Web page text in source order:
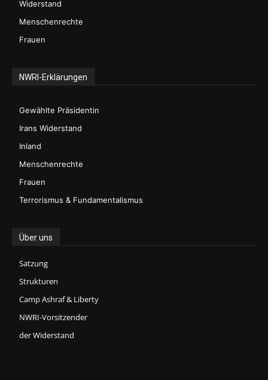
Widerstand
Menschenrechte
Frauen
NWRI-Erklärungen
Gewählte Präsidentin
Irans Widerstand
Inland
Menschenrechte
Frauen
Terrorismus & Fundamentalismus
Über uns
Satzung
Strukturen
Camp Ashraf & Liberty
NWRI-Vorsitzender
der Widerstand